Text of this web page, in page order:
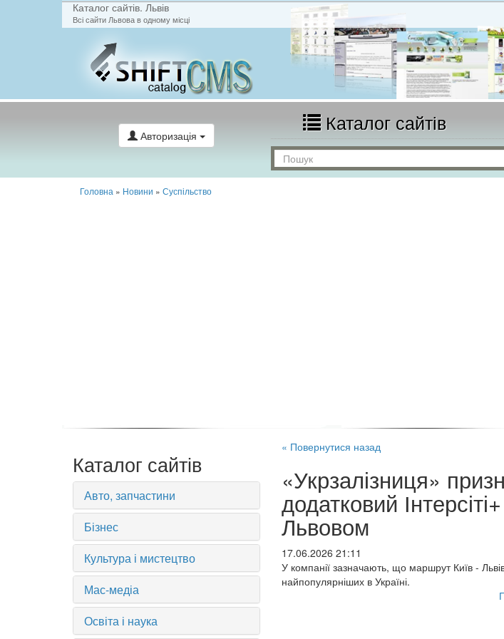
Каталог сайтів. Львів
Всі сайти Львова в одному місці
Авторизація
Каталог сайтів
Головна » Новини » Суспільство
Каталог сайтів
Авто, запчастини
Бізнес
Культура і мистецтво
Мас-медіа
Освіта і наука
« Повернутися назад
«Укрзалізниця»
додатковий
Львовом
17.06.2026 21:11
У компанії зазначають, що маршрут Київ -
найпопулярніших в Україні.